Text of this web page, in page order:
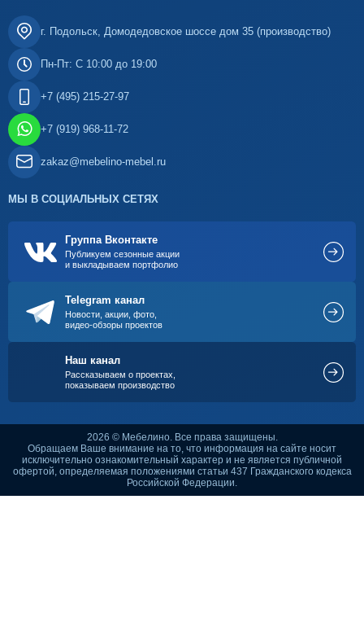
г. Подольск, Домодедовское шоссе дом 35 (производство)
Пн-Пт: С 10:00 до 19:00
+7 (495) 215-27-97
+7 (919) 968-11-72
zakaz@mebelino-mebel.ru
МЫ В СОЦИАЛЬНЫХ СЕТЯХ
Группа Вконтакте
Публикуем сезонные акции
и выкладываем портфолио
Telegram канал
Новости, акции, фото,
видео-обзоры проектов
Наш канал
Рассказываем о проектах,
показываем производство
2026 © Мебелино. Все права защищены.
Обращаем Ваше внимание на то, что информация на сайте носит
исключительно ознакомительный характер и не является публичной
офертой, определяемая положениями статьи 437 Гражданского кодекса
Российской Федерации.